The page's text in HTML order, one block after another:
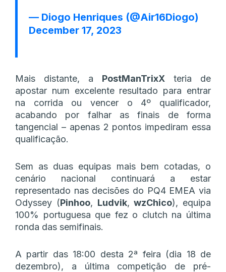
— Diogo Henriques (@Air16Diogo)
December 17, 2023
Mais distante, a PostManTrixX teria de
apostar num excelente resultado para entrar
na corrida ou vencer o 4º qualificador,
acabando por falhar as finais de forma
tangencial – apenas 2 pontos impediram essa
qualificação.
Sem as duas equipas mais bem cotadas, o
cenário nacional continuará a estar
representado nas decisões do PQ4 EMEA via
Odyssey (Pinhoo, Ludvik,wzChico), equipa
100% portuguesa que fez o clutch na última
ronda das semifinais.
A partir das 18:00 desta 2ª feira (dia 18 de
dezembro), a última competição de pré-